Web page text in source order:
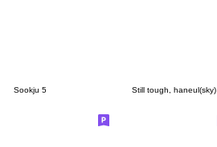
Sookju 5 Still tough, haneul(sky)